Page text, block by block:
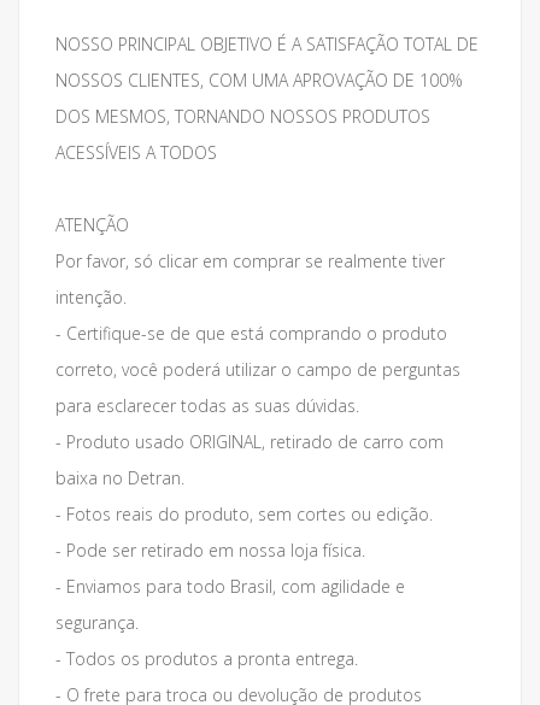
NOSSO PRINCIPAL OBJETIVO É A SATISFAÇÃO TOTAL DE
NOSSOS CLIENTES, COM UMA APROVAÇÃO DE 100%
DOS MESMOS, TORNANDO NOSSOS PRODUTOS
ACESSÍVEIS A TODOS
ATENÇÃO
Por favor, só clicar em comprar se realmente tiver
intenção.
- Certifique-se de que está comprando o produto
correto, você poderá utilizar o campo de perguntas
para esclarecer todas as suas dúvidas.
- Produto usado ORIGINAL, retirado de carro com
baixa no Detran.
- Fotos reais do produto, sem cortes ou edição.
- Pode ser retirado em nossa loja física.
- Enviamos para todo Brasil, com agilidade e
segurança.
- Todos os produtos a pronta entrega.
- O frete para troca ou devolução de produtos